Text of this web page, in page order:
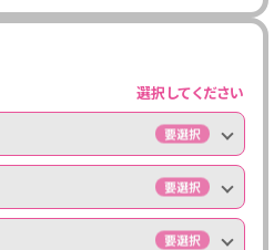
選択してください